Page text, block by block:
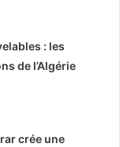
: les
de l’Algérie
crée une